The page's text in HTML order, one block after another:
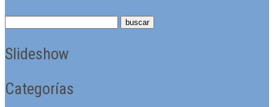
Slideshow
Categorías